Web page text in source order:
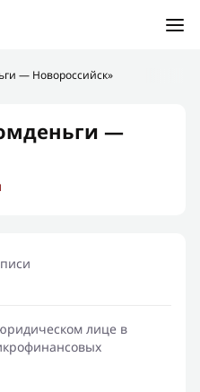
— Новороссийск»
—
лице в
найдена.
время и сообщим
запрос